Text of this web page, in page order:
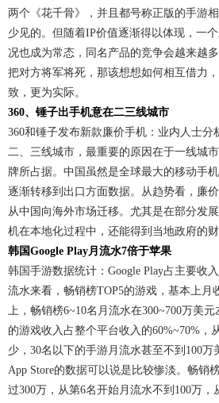
两个《花千骨》，并且都号称正版的手游
少见的。但随着IP价值逐渐得以体现，一
况也成为常态，同名产品的竞争会越来越
把对方将军将死，那该想想如何相互借力
致，更为实际。
360、锤子出手机意在二三线城市
360和锤子发布新款廉价手机：业内人士
二、三线城市，最重要的原因在于一线城
牌所占据。中国虽然是全球最大的移动手
逐渐转移到出口方面数据。从趋势看，廉
从中国向海外市场迁移。尤其是在部分发
机在本地化过程中，还能得到当地政府的财
韩国Google Play月流水7倍于苹果
韩国手游数据统计：Google Play占主要收
流水来看，畅销榜TOP5的游戏，基本上月
上，畅销榜6~10名月流水在300~700万美元
的游戏收入占整个平台收入的60%~70%，
少，30名以下的手游月流水甚至不到100万
App Store的数据可以说是比较惨淡。畅销
过300万，从第6名开始月流水不到100万，